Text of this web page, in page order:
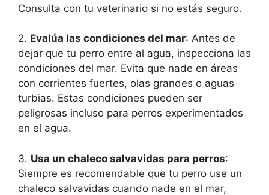
Consulta con tu veterinario si no estás seguro.
2. Evalúa las condiciones del mar: Antes de
dejar que tu perro entre al agua, inspecciona las
condiciones del mar. Evita que nade en áreas
con corrientes fuertes, olas grandes o aguas
turbias. Estas condiciones pueden ser
peligrosas incluso para perros experimentados
en el agua.
3. Usa un chaleco salvavidas para perros:
Siempre es recomendable que tu perro use un
chaleco salvavidas cuando nade en el mar,